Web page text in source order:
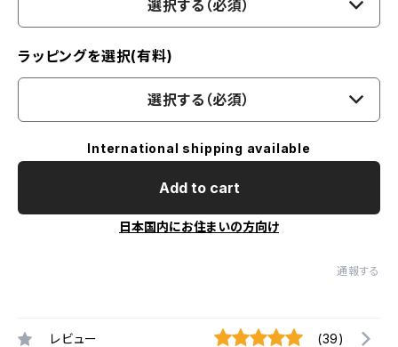
選択する（必須）
ラッピングを選択(有料)
選択する（必須）
International shipping available
Add to cart
日本国内にお住まいの方向け
通報する
レビュー (39)